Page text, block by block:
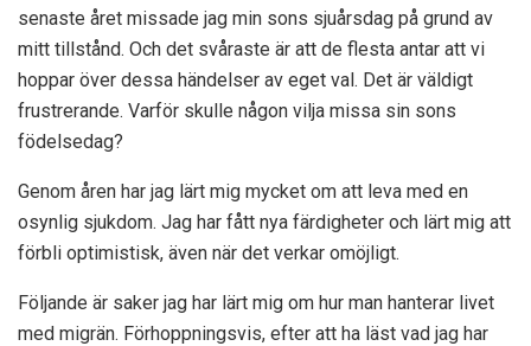
senaste året missade jag min sons sjuårsdag på grund av
mitt tillstånd. Och det svåraste är att de flesta antar att vi
hoppar över dessa händelser av eget val. Det är väldigt
frustrerande. Varför skulle någon vilja missa sin sons
födelsedag?
Genom åren har jag lärt mig mycket om att leva med en
osynlig sjukdom. Jag har fått nya färdigheter och lärt mig att
förbli optimistisk, även när det verkar omöjligt.
Följande är saker jag har lärt mig om hur man hanterar livet
med migrän. Förhoppningsvis, efter att ha läst vad jag har